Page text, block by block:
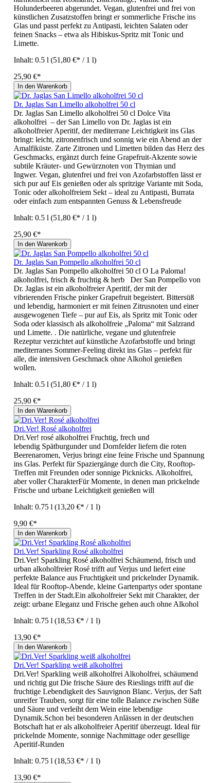
Holunderbeeren abgerundet. Vegan, glutenfrei und frei von
künstlichen Zusatzstoffen bringt er sommerliche Frische ins
Glas und passt perfekt zu Antipasti, leichten Salaten oder
feinen Snacks – etwa als Hibiskus-Spritz mit Tonic und
Limette.
Inhalt: 0.5 l (51,80 €* / 1 l)
25,90 €*
In den Warenkorb
Dr. Jaglas San Limello alkoholfrei 50 cl
Dr. Jaglas San Limello alkoholfrei 50 cl Dolce Vita
alkoholfrei – der San Limello von Dr. Jaglas ist ein
alkoholfreier Aperitif, der mediterrane Leichtigkeit ins Glas
bringt: leicht, zitronenfrisch und sonnig wie ein Abend an der
Amalfiküste. Zarte Zitronen und Limetten bilden das Herz des
Geschmacks, ergänzt durch feine Grapefruit‑Akzente sowie
subtile Kräuter‑ und Gewürznoten von Thymian und
Ingwer. Vegan, glutenfrei und frei von Azofarbstoffen lässt er
sich pur auf Eis genießen oder als spritzige Variante mit Soda,
Tonic oder alkoholfreiem Sekt – ideal zu Antipasti, Burrata
oder einfach zum entspannten Genuss & Lebensfreude
Inhalt: 0.5 l (51,80 €* / 1 l)
25,90 €*
In den Warenkorb
Dr. Jaglas San Pompello alkoholfrei 50 cl
Dr. Jaglas San Pompello alkoholfrei 50 cl O La Paloma!
alkoholfrei, frisch & fruchtig & herb Der San Pompello von
Dr. Jaglas ist ein alkoholfreier Aperitif, der mit der
vibrierenden Frische pinker Grapefruit begeistert. Bittersüß
und lebendig, harmoniert er mit feinen Zitrusnoten und einer
ausgewogenen Tiefe – pur auf Eis, als Spritz mit Tonic oder
Soda oder klassisch als alkoholfreie „Paloma“ mit Salzrand
und Limette. . Die natürliche, vegane und glutenfreie
Rezeptur verzichtet auf künstliche Azofarbstoffe und bringt
mediterranes Sommer‑Feeling direkt ins Glas – perfekt für
alle, die intensiven Geschmack ohne Alkohol genießen
wollen.
Inhalt: 0.5 l (51,80 €* / 1 l)
25,90 €*
In den Warenkorb
Dri.Ver! Rosé alkoholfrei
Dri.Ver! rosé alkoholfrei Fruchtig, frech und
lebendig Spätburgunder und Dornfelder liefern die roten
Beerenaromen, Verjus bringt eine feine Frische und Spannung
ins Glas. Perfekt für Spaziergänge durch die City, Rooftop-
Treffen mit Freunden oder sonnige Picknicks. Alkoholfrei,
aber voller CharakterFür Momente, in denen man prickelnde
Frische und urbane Leichtigkeit genießen will
Inhalt: 0.75 l (13,20 €* / 1 l)
9,90 €*
In den Warenkorb
Dri.Ver! Sparkling Rosé alkoholfrei
Dri.Ver! Sparkling Rosé alkoholfrei Schäumend, frisch und
urban alkoholfreier Rosé trifft auf Verjus und liefert eine
perfekte Balance aus Fruchtigkeit und prickelnder Dynamik.
Ideal für Rooftop-Abende, kleine Gartenpartys oder spontane
Treffen in der Stadt.Ein alkoholfreier Sekt mit Charakter, der
zeigt: urbane Eleganz und Frische gehen auch ohne Alkohol
Inhalt: 0.75 l (18,53 €* / 1 l)
13,90 €*
In den Warenkorb
Dri.Ver! Sparkling weiß alkoholfrei
Dri.Ver! Sparkling weiß alkoholfrei Alkoholfrei, schäumend
und richtig gut Die frische Säure des Rieslings trifft auf die
fruchtige Lebendigkeit des Sauvignon Blanc. Verjus, der Saft
unreifer Trauben, sorgt für eine tolle Balance zwischen Süße
und Säure und verleiht dem Wein eine lebendige
Dynamik.Schon bei besonderen Anlässen in der deutschen
Botschaft hat er als alkoholfreier Aperitif überzeugt. Ideal für
prickelnde Momente, sonnige Nachmittage oder gesellige
Aperitif-Runden
Inhalt: 0.75 l (18,53 €* / 1 l)
13,90 €*